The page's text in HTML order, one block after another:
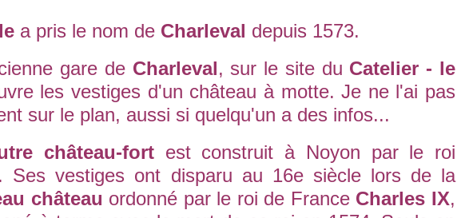
a pris le nom de Charleval depuis 1573.
gare de Charleval, sur le site du Catelier - le
les vestiges d'un château à motte. Je ne l'ai pas
sur le plan, aussi si quelqu'un a des infos...
château-fort est construit à Noyon par le roi
Ses vestiges ont disparu au 16e siècle lors de la
château ordonné par le roi de France Charles IX,